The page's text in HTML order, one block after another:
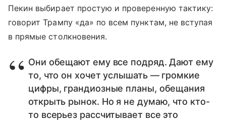
Пекин выбирает простую и проверенную тактику:
говорит Трампу «да» по всем пунктам, не вступая
в прямые столкновения.
Они обещают ему все подряд. Дают ему
то, что он хочет услышать — громкие
цифры, грандиозные планы, обещания
открыть рынок. Но я не думаю, что кто-
то всерьез рассчитывает все это